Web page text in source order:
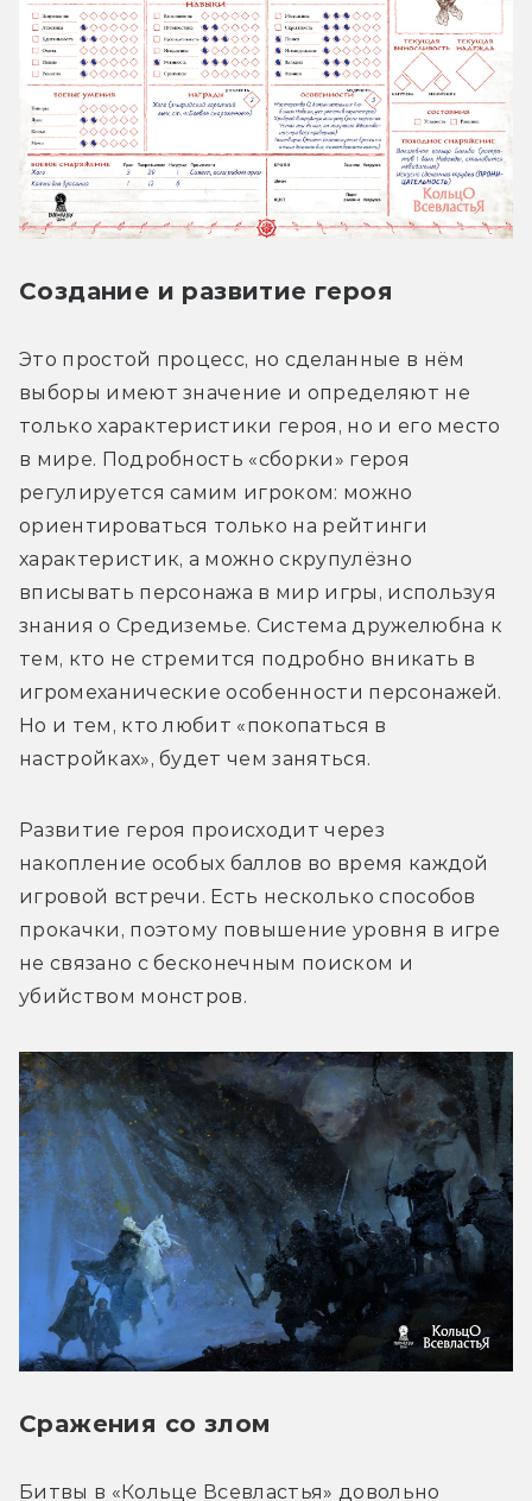
Создание и развитие героя
Это простой процесс, но сделанные в нём
выборы имеют значение и определяют не
только характеристики героя, но и его место
в мире. Подробность «сборки» героя
регулируется самим игроком: можно
ориентироваться только на рейтинги
характеристик, а можно скрупулёзно
вписывать персонажа в мир игры, используя
знания о Средиземье. Система дружелюбна к
тем, кто не стремится подробно вникать в
игромеханические особенности персонажей.
Но и тем, кто любит «покопаться в
настройках», будет чем заняться.
Развитие героя происходит через
накопление особых баллов во время каждой
игровой встречи. Есть несколько способов
прокачки, поэтому повышение уровня в игре
не связано с бесконечным поиском и
убийством монстров.
Сражения со злом
Битвы в «Кольце Всевластья» довольно